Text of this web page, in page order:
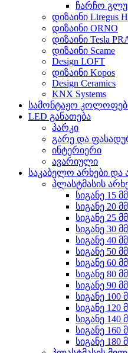
ჩარჩო
დიზაინი Liregus
დიზაინი ORNO
დიზაინი Tesla
დიზაინი Scame
Design LOFT
დიზაინი Kopos
Design Ceramics
KNX Systems
სამონტაჟო
LED განათება
პარკი
გარე და
ინტერიერი
ავარიული
საკაბელო არხები და
პლასტმასის
სიგანე 15 მმ
სიგანე 20 მმ
სიგანე 25 მმ
სიგანე 30 მმ
სიგანე 40 მმ
სიგანე 50 მმ
სიგანე 60 მმ
სიგანე 80 მმ
სიგანე 90 მმ
სიგანე 100
სიგანე 120
სიგანე 140
სიგანე 160
სიგანე 180